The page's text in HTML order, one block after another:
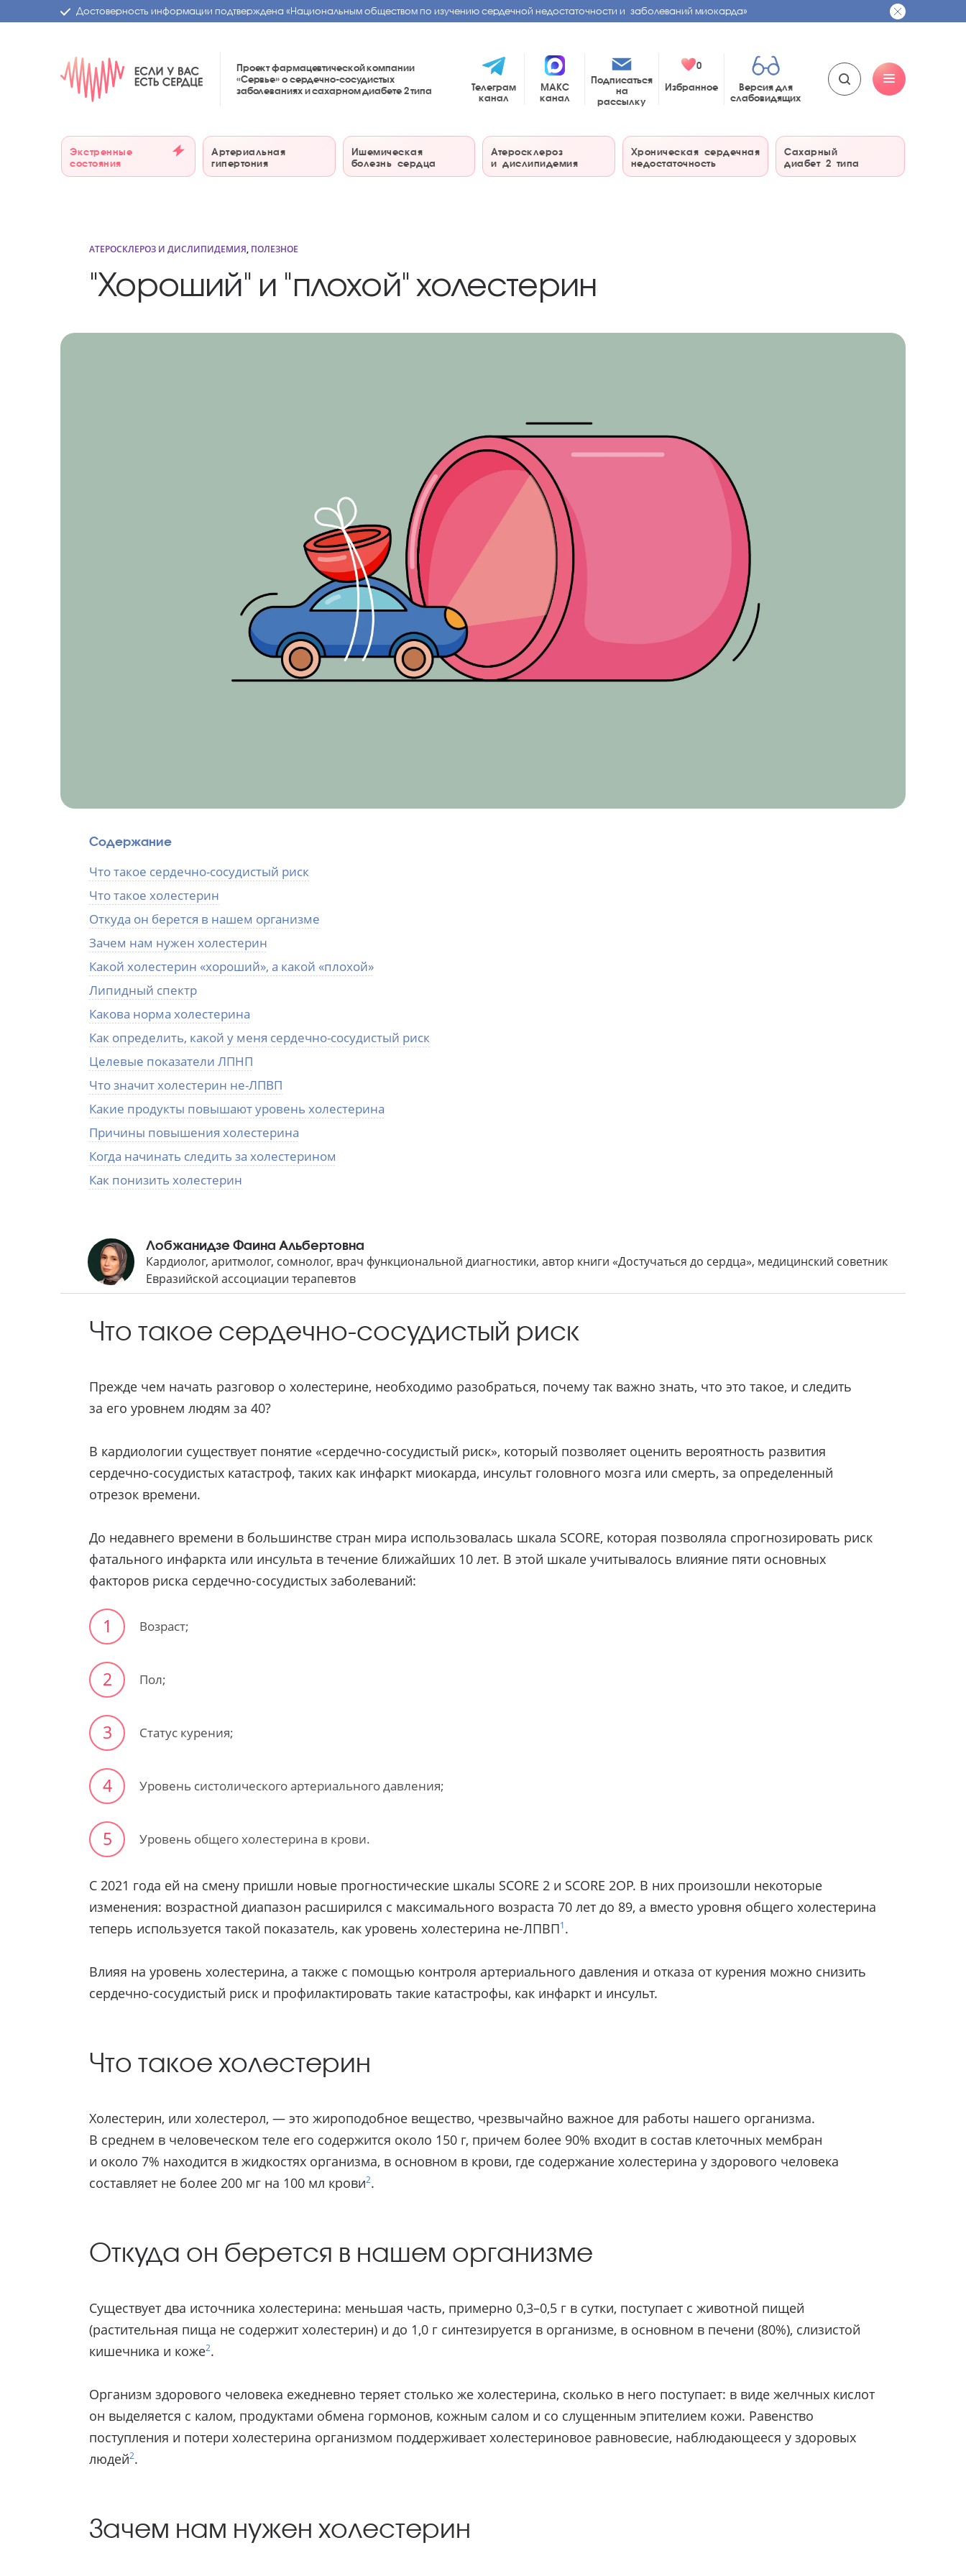
Достоверность информации подтверждена «Национальным обществом по изучению сердечной недостаточности и заболеваний миокарда»
Проект фармацевтической компании
«Сервье»о сердечно-сосудистых
заболеваниях и сахарном диабете2 типа
Телеграм
канал
МАКС
канал
Подписаться
на
рассылку
0
Избранное
Версия для
слабовидящих
Экстренные
состояния
Артериальная
гипертония
Ишемическая
болезнь сердца
Атеросклероз
и дислипидемия
Хроническая сердечная
недостаточность
Сахарный
диабет 2 типа
АТЕРОСКЛЕРОЗ И ДИСЛИПИДЕМИЯ, ПОЛЕЗНОЕ
"Хороший" и "плохой" холестерин
Содержание
Что такое сердечно-сосудистый риск
Что такое холестерин
Откуда он берется в нашем организме
Зачем нам нужен холестерин
Какой холестерин «хороший», а какой «плохой»
Липидный спектр
Какова норма холестерина
Как определить, какой у меня сердечно-сосудистый риск
Целевые показатели ЛПНП
Что значит холестерин не-ЛПВП
Какие продукты повышают уровень холестерина
Причины повышения холестерина
Когда начинать следить за холестерином
Как понизить холестерин
Лобжанидзе Фаина Альбертовна
Кардиолог, аритмолог, сомнолог, врач функциональной диагностики, автор книги «Достучаться до сердца», медицинский советник
Евразийской ассоциации терапевтов
Что такое сердечно-сосудистый риск
Прежде чем начать разговор о холестерине, необходимо разобраться, почему так важно знать, что это такое, и следить
за его уровнем людям за 40?
В кардиологии существует понятие «сердечно-сосудистый риск», который позволяет оценить вероятность развития
сердечно-сосудистых катастроф, таких как инфаркт миокарда, инсульт головного мозга или смерть, за определенный
отрезок времени.
До недавнего времени в большинстве стран мира использовалась шкала SCORE, которая позволяла спрогнозировать риск
фатального инфаркта или инсульта в течение ближайших 10 лет. В этой шкале учитывалось влияние пяти основных
факторов риска сердечно-сосудистых заболеваний:
1 Возраст;
2 Пол;
3 Статус курения;
4 Уровень систолического артериального давления;
5 Уровень общего холестерина в крови.
С 2021 года ей на смену пришли новые прогностические шкалы SCORE 2 и SCORE 2OP. В них произошли некоторые
изменения: возрастной диапазон расширился с максимального возраста 70 лет до 89, а вместо уровня общего холестерина
теперь используется такой показатель, как уровень холестерина не-ЛПВП1.
Влияя на уровень холестерина, а также с помощью контроля артериального давления и отказа от курения можно снизить
сердечно-сосудистый риск и профилактировать такие катастрофы, как инфаркт и инсульт.
Что такое холестерин
Холестерин, или холестерол, — это жироподобное вещество, чрезвычайно важное для работы нашего организма.
В среднем в человеческом теле его содержится около 150 г, причем более 90% входит в состав клеточных мембран
и около 7% находится в жидкостях организма, в основном в крови, где содержание холестерина у здорового человека
составляет не более 200 мг на 100 мл крови2.
Откуда он берется в нашем организме
Существует два источника холестерина: меньшая часть, примерно 0,3–0,5 г в сутки, поступает с животной пищей
(растительная пища не содержит холестерин) и до 1,0 г синтезируется в организме, в основном в печени (80%), слизистой
кишечника и коже2.
Организм здорового человека ежедневно теряет столько же холестерина, сколько в него поступает: в виде желчных кислот
он выделяется с калом, продуктами обмена гормонов, кожным салом и со слущенным эпителием кожи. Равенство
поступления и потери холестерина организмом поддерживает холестериновое равновесие, наблюдающееся у здоровых
людей2.
Зачем нам нужен холестерин